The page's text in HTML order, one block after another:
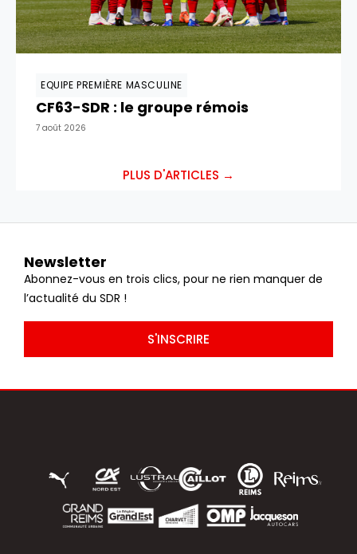
EQUIPE PREMIÈRE MASCULINE
CF63-SDR : le groupe rémois
7 août 2026
PLUS D'ARTICLES →
Newsletter
Abonnez-vous en trois clics, pour ne rien manquer de
l’actualité du SDR !
S'INSCRIRE